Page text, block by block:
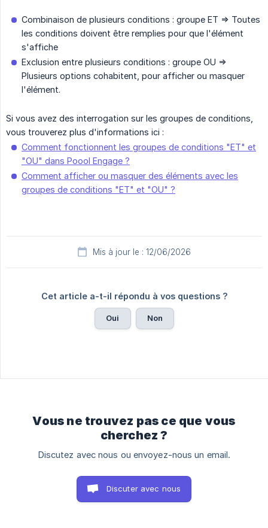
Combinaison de plusieurs conditions : groupe ET => Toutes
les conditions doivent être remplies pour que l'élément
s'affiche
Exclusion entre plusieurs conditions : groupe OU =>
Plusieurs options cohabitent, pour afficher ou masquer
l'élément.
Si vous avez des interrogation sur les groupes de conditions,
vous trouverez plus d'informations ici :
Comment fonctionnent les groupes de conditions "ET" et
"OU" dans Poool Engage ?
Comment afficher ou masquer des éléments avec les
groupes de conditions "ET" et "OU" ?
Mis à jour le : 12/06/2026
Cet article a-t-il répondu à vos questions ?
Oui Non
Vous ne trouvez pas ce que vous
cherchez ?
Discutez avec nous ou envoyez-nous un email.
Discuter avec nous